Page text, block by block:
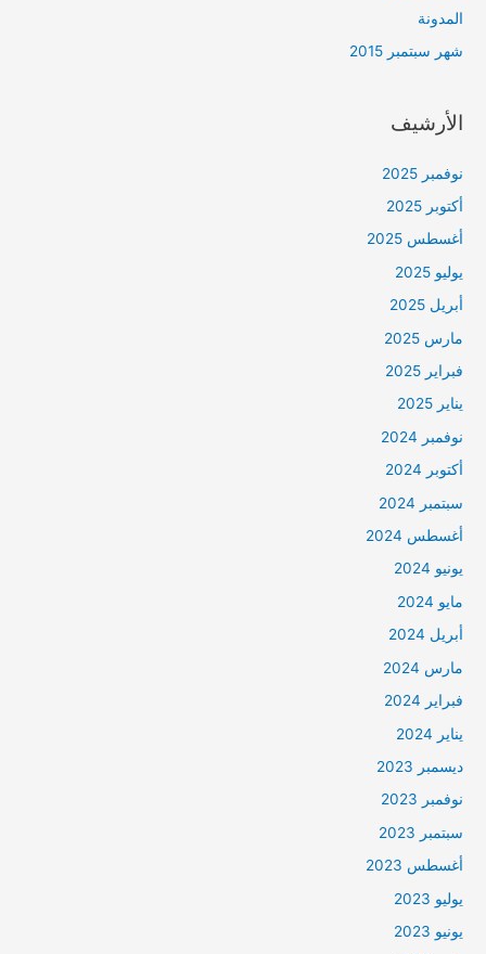
المدونة
شهر سبتمبر 2015
الأرشيف
نوفمبر 2025
أكتوبر 2025
أغسطس 2025
يوليو 2025
أبريل 2025
مارس 2025
فبراير 2025
يناير 2025
نوفمبر 2024
أكتوبر 2024
سبتمبر 2024
أغسطس 2024
يونيو 2024
مايو 2024
أبريل 2024
مارس 2024
فبراير 2024
يناير 2024
ديسمبر 2023
نوفمبر 2023
سبتمبر 2023
أغسطس 2023
يوليو 2023
يونيو 2023